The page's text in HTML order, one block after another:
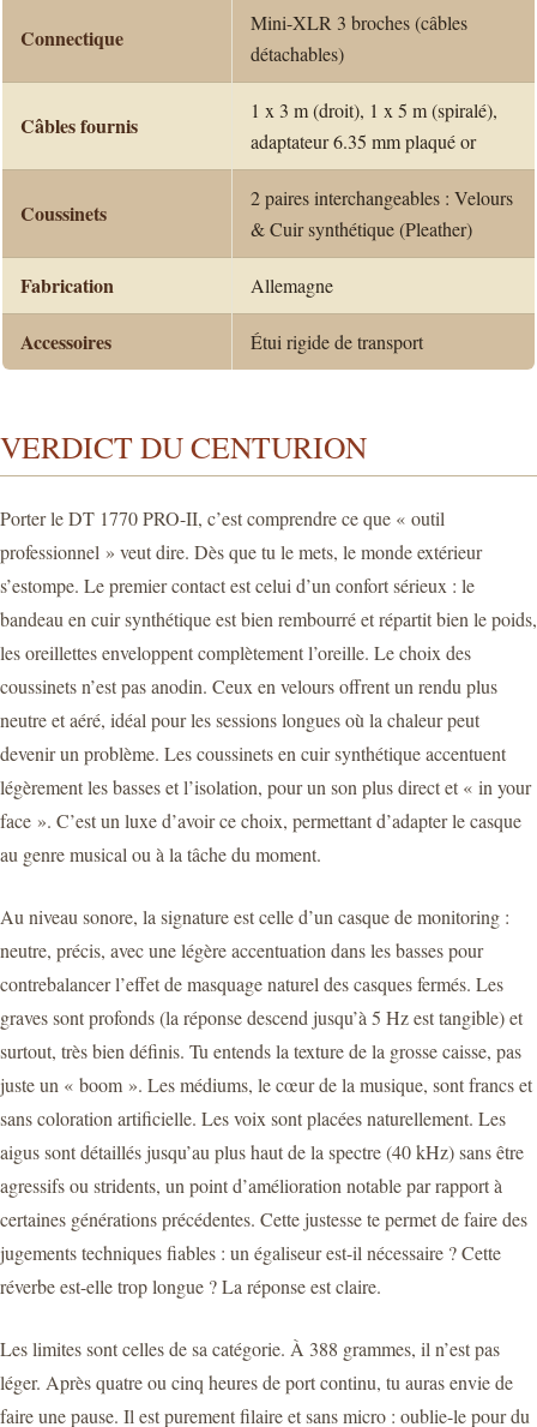
Connectique
Mini-XLR 3 broches (câbles
détachables)
Câbles fournis
1 x 3 m (droit), 1 x 5 m (spiralé),
adaptateur 6.35 mm plaqué or
Coussinets
2 paires interchangeables : Velours
& Cuir synthétique (Pleather)
Fabrication Allemagne
Accessoires Étui rigide de transport
VERDICT DU CENTURION
Porter le DT 1770 PRO-II, c’est comprendre ce que « outil
professionnel » veut dire. Dès que tu le mets, le monde extérieur
s’estompe. Le premier contact est celui d’un confort sérieux : le
bandeau en cuir synthétique est bien rembourré et répartit bien le poids,
les oreillettes enveloppent complètement l’oreille. Le choix des
coussinets n’est pas anodin. Ceux en velours offrent un rendu plus
neutre et aéré, idéal pour les sessions longues où la chaleur peut
devenir un problème. Les coussinets en cuir synthétique accentuent
légèrement les basses et l’isolation, pour un son plus direct et « in your
face ». C’est un luxe d’avoir ce choix, permettant d’adapter le casque
au genre musical ou à la tâche du moment.
Au niveau sonore, la signature est celle d’un casque de monitoring :
neutre, précis, avec une légère accentuation dans les basses pour
contrebalancer l’effet de masquage naturel des casques fermés. Les
graves sont profonds (la réponse descend jusqu’à 5 Hz est tangible) et
surtout, très bien définis. Tu entends la texture de la grosse caisse, pas
juste un « boom ». Les médiums, le cœur de la musique, sont francs et
sans coloration artificielle. Les voix sont placées naturellement. Les
aigus sont détaillés jusqu’au plus haut de la spectre (40 kHz) sans être
agressifs ou stridents, un point d’amélioration notable par rapport à
certaines générations précédentes. Cette justesse te permet de faire des
jugements techniques fiables : un égaliseur est-il nécessaire ? Cette
réverbe est-elle trop longue ? La réponse est claire.
Les limites sont celles de sa catégorie. À 388 grammes, il n’est pas
léger. Après quatre ou cinq heures de port continu, tu auras envie de
faire une pause. Il est purement filaire et sans micro : oublie-le pour du